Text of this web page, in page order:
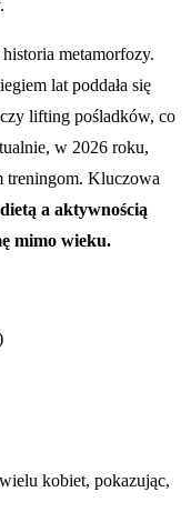
metamorfozy.
lat poddała się
lifting pośladków, co
w 2026 roku,
treningom. Kluczowa
a aktywnością
mimo wieku.
kobiet, pokazując,